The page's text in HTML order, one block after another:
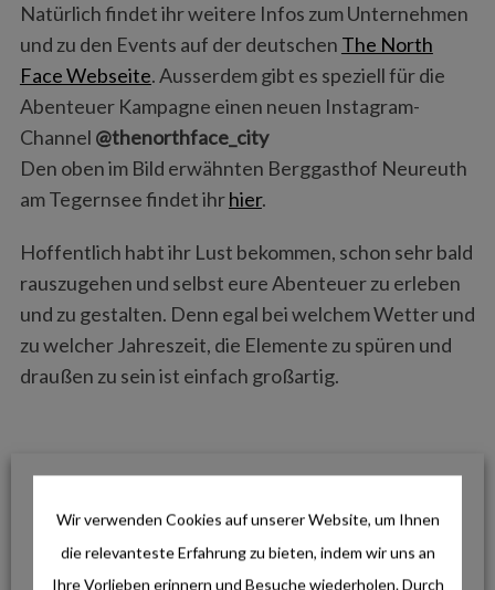
Natürlich findet ihr weitere Infos zum Unternehmen
und zu den Events auf der deutschen The North
Face Webseite. Ausserdem gibt es speziell für die
Abenteuer Kampagne einen neuen Instagram-
Channel @thenorthface_city
Den oben im Bild erwähnten Berggasthof Neureuth
am Tegernsee findet ihrhier.
Hoffentlich habt ihr Lust bekommen, schon sehr bald
rauszugehen und selbst eure Abenteuer zu erleben
und zu gestalten. Denn egal bei welchem Wetter und
zu welcher Jahreszeit, die Elemente zu spüren und
draußen zu sein ist einfach großartig.
Tags from the story
Wir verwenden Cookies auf unserer Website, um Ihnen
die relevanteste Erfahrung zu bieten, indem wir uns an
Ihre Vorlieben erinnern und Besuche wiederholen. Durch